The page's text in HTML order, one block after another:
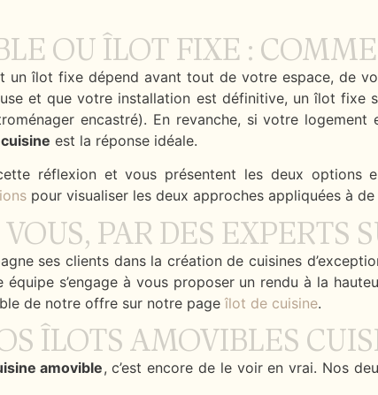
OU ÎLOT FIXE :
un îlot fixe dépend avant tout de votre espace, de
et que votre installation est définitive, un îlot fixe
encastré). En revanche, si votre
est la réponse idéale.
réflexion et vous présentent les deux
pour visualiser les deux approches appliquées à
PAR DES EXPERTS
ses clients dans la création de cuisines
s’engage à vous proposer un rendu à la
de notre offre sur notre pageîlot de cuisine.
ÎLOTS AMOVIBLES
amovible, c’est encore de le voir en vrai. Nos